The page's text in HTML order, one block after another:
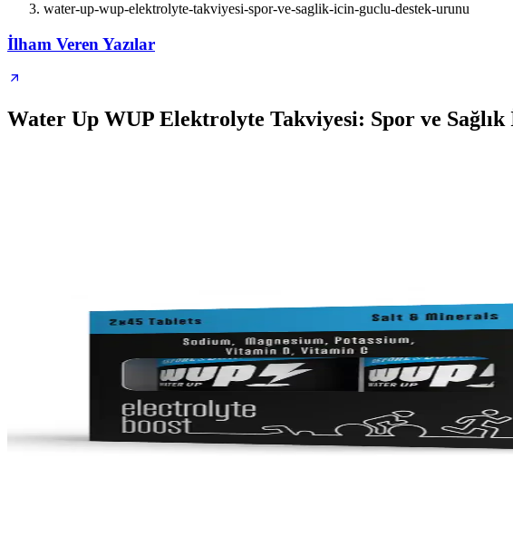
water-up-wup-elektrolyte-takviyesi-spor-ve-saglik-icin-guclu-destek-urunu
İlham Veren Yazılar
Water Up WUP Elektrolyte Takviyesi: Spor ve